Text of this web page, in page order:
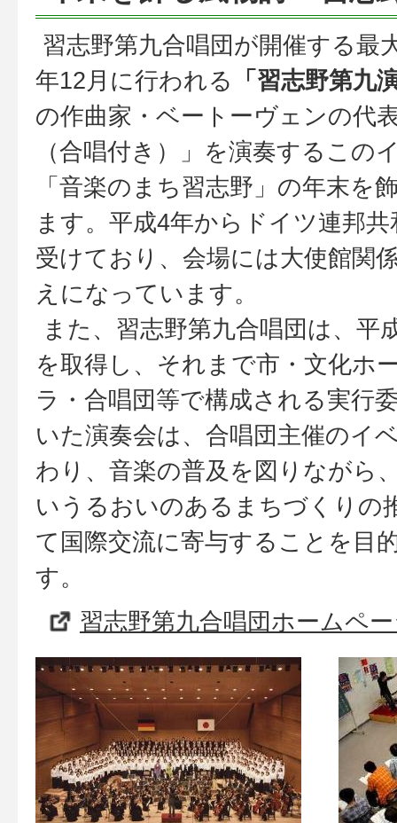
習志野第九合唱団が開催する最
年12月に行われる
「習志野第九
の作曲家・ベートーヴェンの代
（合唱付き）」を演奏するこの
「音楽のまち習志野」の年末を
ます。平成4年からドイツ連邦
受けており、会場には大使館関
えになっています。
また、習志野第九合唱団は、平
を取得し、それまで市・文化ホ
ラ・合唱団等で構成される実行
いた演奏会は、合唱団主催のイ
わり、音楽の普及を図りながら
いうるおいのあるまちづくりの
て国際交流に寄与することを目
す。
習志野第九合唱団ホームペ